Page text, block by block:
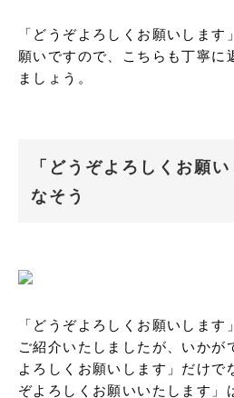
「どうぞよろしくお願いしま
願いですので、こちらも丁寧に
ましょう。
「どうぞよろしくお願
なそう
「どうぞよろしくお願いしま
ご紹介いたしましたが、いかが
よろしくお願いします」だけで
ぞよろしくお願いいたします」